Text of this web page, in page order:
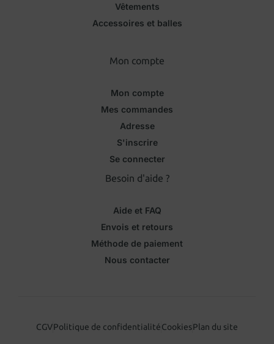
Vêtements
Accessoires et balles
Mon compte
Mon compte
Mes commandes
Adresse
S'inscrire
Se connecter
Besoin d'aide ?
Aide et FAQ
Envois et retours
Méthode de paiement
Nous contacter
CGVPolitique de confidentialitéCookiesPlan du site